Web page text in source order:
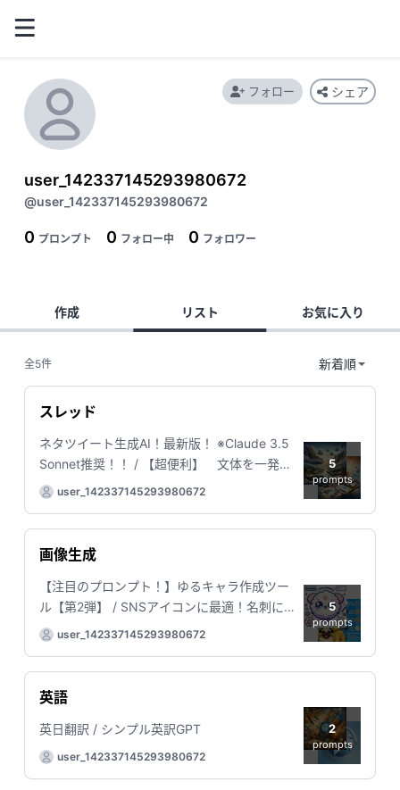
user_142337145293980672
@user_142337145293980672
0 プロンプト 0 フォロー中 0 フォロワー
フォロー シェア
作成 リスト お気に入り
全5件
スレッド
ネタツイート生成AI！最新版！ ※Claude 3.5
Sonnet推奨！！ / 【超便利】 文体を一発変
換！ 【超かんたん】 / ...
user_142337145293980672
5
prompts
画像生成
【注目のプロンプト！】ゆるキャラ作成ツー
ル【第2弾】 / SNSアイコンに最適！名刺に使
えるあなたの画像 / ...
user_142337145293980672
5
prompts
英語
英日翻訳 / シンプル英訳GPT
user_142337145293980672
2
prompts